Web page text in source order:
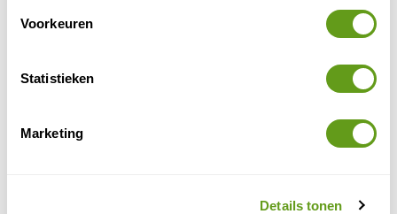
Voorkeuren
Statistieken
Marketing
Details tonen
Zeer leuke kamers in kleinschalig hotel.